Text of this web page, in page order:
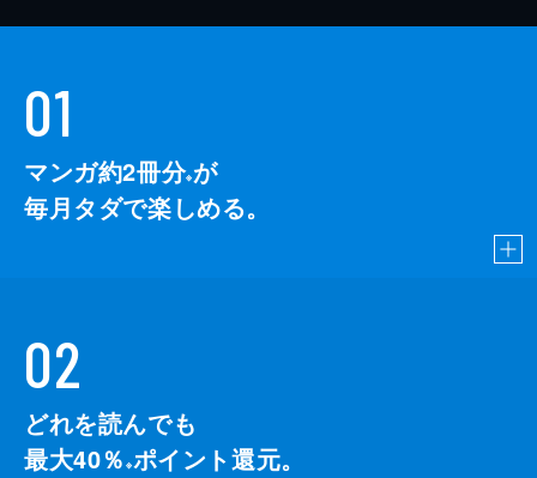
01
マンガ約2冊分※が
毎月タダで楽しめる。
02
どれを読んでも
最大40％ ※ポイント還元。